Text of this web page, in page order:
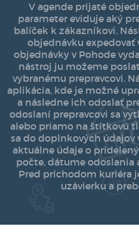
V agende prijaté
parameter eviduje aký
balíček k zákazníkovi.
objednávku expedovať
objednávky v Pohode
nástroj ju možeme
vybranému prepravcovi.
aplikácia, kde je možné
a následne ich odoslať
odoslaní prepravcovi sa
alebo priamo na štítkovú
sa do doplnkových údajov
aktuálne údaje o
počte, dátume odoslania
Pred príchodom kuriéra
uzávierku a